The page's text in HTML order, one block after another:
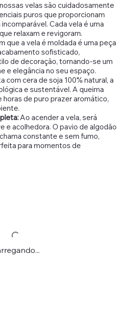
velas são cuidadosamente
puros que proporcionam
Cada vela é uma
relaxam e revigoram.
que a vela é moldada é uma peça
sofisticado,
de decoração, tornando-se um
e elegância no seu espaço.
com cera de soja 100% natural, a
e sustentável. A queima
de puro prazer aromático,
Ao acender a vela, será
e acolhedora. O pavio de algodão
constante e sem fumo,
para momentos de